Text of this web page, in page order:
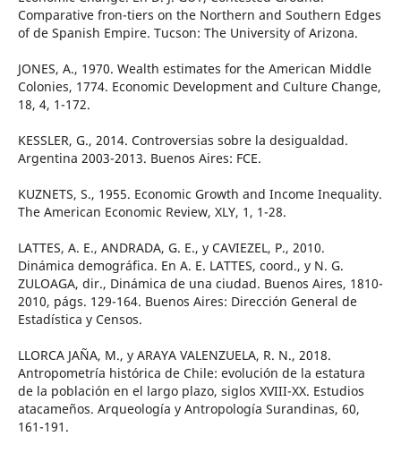
Comparative fron-tiers on the Northern and Southern Edges
of de Spanish Empire. Tucson: The University of Arizona.
JONES, A., 1970. Wealth estimates for the American Middle
Colonies, 1774. Economic Development and Culture Change,
18, 4, 1-172.
KESSLER, G., 2014. Controversias sobre la desigualdad.
Argentina 2003-2013. Buenos Aires: FCE.
KUZNETS, S., 1955. Economic Growth and Income Inequality.
The American Economic Review, XLY, 1, 1-28.
LATTES, A. E., ANDRADA, G. E., y CAVIEZEL, P., 2010.
Dinámica demográfica. En A. E. LATTES, coord., y N. G.
ZULOAGA, dir., Dinámica de una ciudad. Buenos Aires, 1810-
2010, págs. 129-164. Buenos Aires: Dirección General de
Estadística y Censos.
LLORCA JAÑA, M., y ARAYA VALENZUELA, R. N., 2018.
Antropometría histórica de Chile: evolución de la estatura
de la población en el largo plazo, siglos XVIII-XX. Estudios
atacameños. Arqueología y Antropología Surandinas, 60,
161-191.